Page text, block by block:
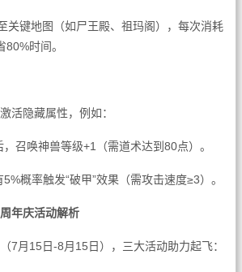
关键地图（如尸王殿、祖玛阁），每次消耗
时间。
活隐藏属性，例如：
召唤神兽等级+1（需道术达到80点）。
概率触发“破甲”效果（需攻击速度≥3）。
年庆活动解析
7月15日-8月15日），三大活动助力起飞：